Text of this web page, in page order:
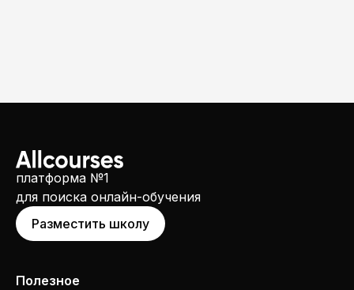
платформа №1
для поиска онлайн-обучения
Разместить школу
Полезное